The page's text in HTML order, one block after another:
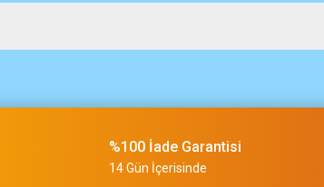
teşekkür ederim
Piyasadan daha uygun ve kaliteli ürünleriniz için
%100 İade Garantisi
14 Gün İçerisinde